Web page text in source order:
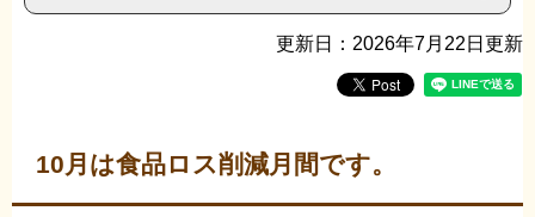
更新日：2026年7月22日更新
10月は食品ロス削減月間です。